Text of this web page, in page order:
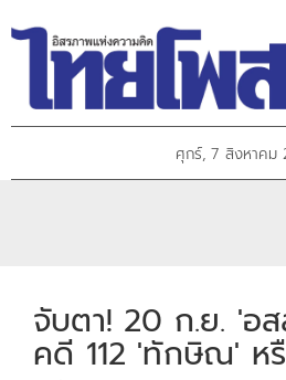
ศุกร์, 7 สิงหาคม
จับตา! 20 ก.ย. 'อ
คดี 112 'ทักษิณ' ห